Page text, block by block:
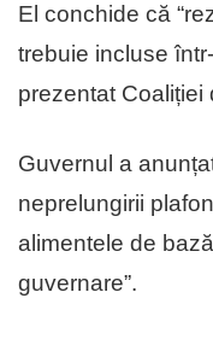
El conchide că
trebuie incluse
prezentat Coaliției
Guvernul a
neprelungirii
alimentele de
guvernare”.